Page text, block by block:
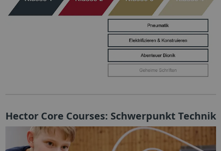
Hector Core Courses: Schwerpunkt Technik